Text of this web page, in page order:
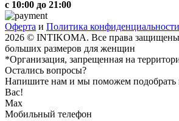
с 10:00 до 21:00
Оферта и Политика конфиденциальности
2026 © INTIKOMA. Все права
больших размеров для женщин
*Организация, запрещенная на
Остались вопросы?
Напишите нам и мы поможем подобрать
Вас!
Max
Мобильный телефон